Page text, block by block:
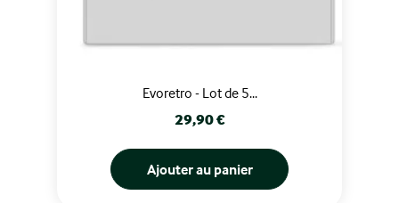
Evoretro - Lot de 5...
Prix
29,90 €
Ajouter au panier